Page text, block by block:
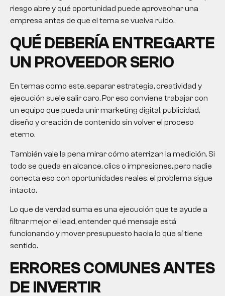
riesgo abre y qué oportunidad puede aprovechar una
empresa antes de que el tema se vuelva ruido.
QUÉ DEBERÍA ENTREGARTE
UN PROVEEDOR SERIO
En temas como este, separar estrategia, creatividad y
ejecución suele salir caro. Por eso conviene trabajar con
un equipo que pueda unir marketing digital, publicidad,
diseño y creación de contenido sin volver el proceso
eterno.
También vale la pena mirar cómo aterrizan la medición. Si
todo se queda en alcance, clics o impresiones, pero nadie
conecta eso con oportunidades reales, el problema sigue
intacto.
Lo que de verdad suma es una ejecución que te ayude a
filtrar mejor el lead, entender qué mensaje está
funcionando y mover presupuesto hacia lo que sí tiene
sentido.
ERRORES COMUNES ANTES
DE INVERTIR